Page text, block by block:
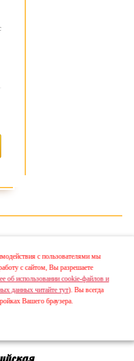
с пользователями мы
с сайтом, Вы разрешаете
об использовании cookie-файлов и
данных читайте тут). Вы всегда
Вашего браузера.